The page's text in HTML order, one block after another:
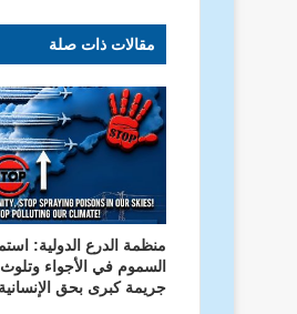
مقالات ذات صلة
منظمة الدرع الدولية:
السموم في الأجواء وتلوث
جريمة كبرى بحق الإنسانية